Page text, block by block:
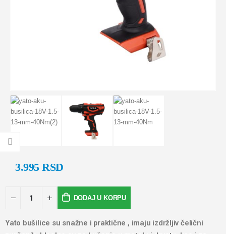
3.995RSD
DODAJ U KORPU
Yato bušilice su snažne i praktične , imaju izdržljiv čelični